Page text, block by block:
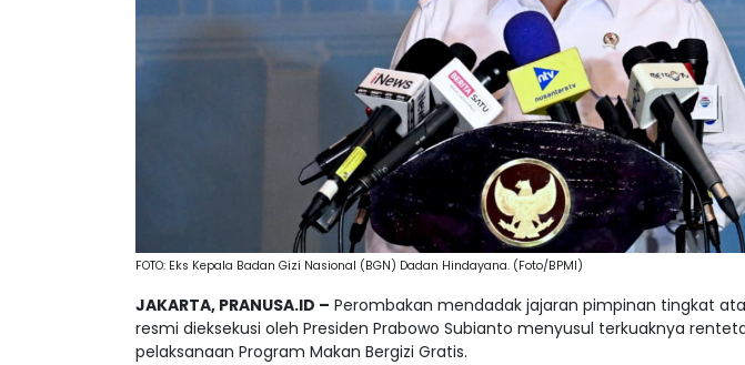
FOTO: Eks Kepala Badan Gizi Nasional (BGN) Dadan Hindayana. (Foto/BPMI)
JAKARTA, PRANUSA.ID – Perombakan mendadak jajaran pimpinan tingkat
resmi dieksekusi oleh Presiden Prabowo Subianto menyusul terkuaknya
pelaksanaan Program Makan Bergizi Gratis.